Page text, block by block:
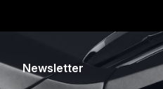
Newsletter